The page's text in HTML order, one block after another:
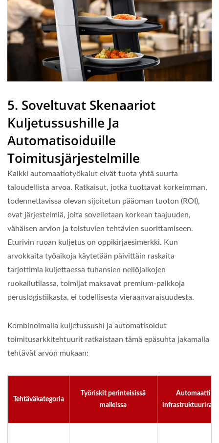
5. Soveltuvat Skenaariot
Kuljetussushille Ja
Automatisoiduille
Toimitusjärjestelmille
Kaikki automaatiotyökalut eivät tuota yhtä suurta
taloudellista arvoa. Ratkaisut, jotka tuottavat korkeimman,
todennettavissa olevan sijoitetun pääoman tuoton (ROI),
ovat järjestelmiä, joita sovelletaan korkean taajuuden,
vähäisen arvion ja toistuvien tehtävien suorittamiseen.
Eturivin ruoan kuljetus on oppikirjaesimerkki. Kun
arvokkaita työaikoja käytetään päivittäin raskaita
tarjottimia kuljettaessa tuhansien neliöjalkojen
ruokailutilassa, toimijat maksavat premium-palkkoja
peruslogistiikasta, ei todellisesta vieraanvaraisuudesta.
Kombinoimalla kuljetussushi ja automatisoidut
toimitusarkkitehtuurit ratkaistaan tämä epäsuhta jakamalla
tehtävät arvon mukaan:
Tehtäväkategoria
Työriskit perinteisissä
malleissa
Automaattiset